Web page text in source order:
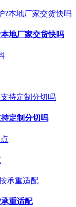
地厂家交货快吗
定制分切吗
重适配